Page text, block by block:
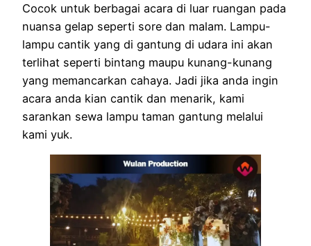
Cocok untuk berbagai acara di luar ruangan pada
nuansa gelap seperti sore dan malam. Lampu-
lampu cantik yang di gantung di udara ini akan
terlihat seperti bintang maupu kunang-kunang
yang memancarkan cahaya. Jadi jika anda ingin
acara anda kian cantik dan menarik, kami
sarankan sewa lampu taman gantung melalui
kami yuk.